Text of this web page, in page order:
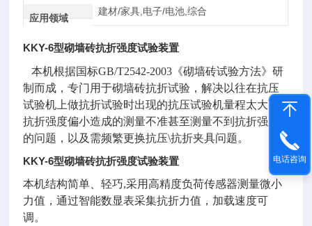
应用领域
建材/家具,电子/电池,综合
KKY-6型砌墙砖抗折强度试验装置
本机根据国标GB/T2542-2003《砌墙砖试验方法》研
制而成，专门用于砌墙砖抗折试验，解决以往在抗压
试验机上做抗折试验时出现的抗压试验机量程太大而
抗折强度偏小造成的测量不准甚至测量不到抗折强度
的问题，以及需频繁更换抗压\抗折夹具问题。
KKY-6型砌墙砖抗折强度试验装置
本机结构简单、轻巧,采用高精度负荷传感器测量微小
力值，通过智能数显表采集抗折力值，加载速度可
调。
电话咨询